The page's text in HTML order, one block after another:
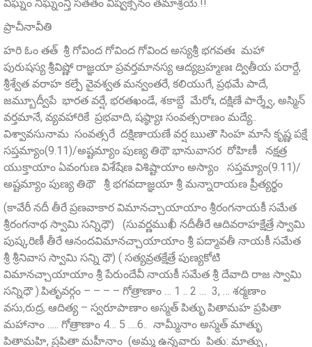
విఘ్నం నిఘ్నంన్తి సతతం విష్వక్సేనం తమాశ్రయే.!!
ప్రాచీనావీతి
హరి ఓం తత్ శ్రీ గోవింద గోవింద గోవింద అస్యశ్రీ భగవతః మహా
పురుషస్య శ్రీవిష్ణో రాజ్ఞయా ప్రవర్తమానస్య ఆద్యబ్రహ్మణః ద్వితీయ పరార్దే,
శ్రీశ్వేత వరాహ కల్పే వైవశ్వత మన్వంతరే, కలియుగే, ప్రథమే పాదే,
జమ్బూద్వీపే భారత వర్షే, భరతఖండే, శకాబ్దే మేరోః, దక్షిణే పార్శ్వే, అస్మిన్
వర్తమానే, వ్యవహారికే ప్రభవాది, షష్ఠ్యాః సంవత్సరాణం మద్యే..
విశ్వావసునామ సంవత్సరే దక్షిణాయణే వర్ష ఋతౌ సింహ మాసే కృష్ణ పక్షే
సప్తమ్యాం(9.11)/అష్టమ్యాం పుణ్య తిథౌ భానువాసర రోహిణీ నక్షత్ర
యుక్తాయాం ఏవంగుణ విశేషేణ విశిష్టాయాం అస్యాం సప్తమ్యాం(9.11)/
అష్టమ్యాం పుణ్య తిథౌ శ్రీ భగవదాజ్ఞయా శ్రీ మన్నారాయణ ప్రీత్యర్థం
(కావేరీ నదీ తీరే ప్రణవాకార విమానచ్చాయాయాం శ్రీరంగనాయకీ సమేత
శ్రీరంగనాథ స్వామి సన్నిధౌ) (సువర్ణముఖీ నదీతీరే ఆదివరాహక్షేత్రే స్వామి
పుష్కరిణీ తీరే ఆనందవిమానచ్చాయాయాం శ్రీ పద్మావతీ నాయకీ సమేత
శ్రీ శ్రీనివాస స్వామి సన్ని ధౌ) ( సత్యవ్రతక్షేత్రే పుణ్యకోటి
విమానచ్చాయాయాం శ్రీ పేరుందేవీ నాయకీ సమేత శ్రీ దేవాది రాజ స్వామి
సన్నిధౌ ).పితృవర్గం – – – – గోత్రాణాం … 1 .. 2 … 3, … శర్మణాం
వసు,రుద్ర, ఆదిత్య – స్వరూపాణాం అస్మత్ పితృు పితామహ ప్రపితా
మహానాం ….. గోత్రాణాం 4… 5 ….6.. నామ్మీనాం అస్మత్ మాతృు
పితామహి, ప్రపితా మహీనాం (అమ్మ ఉన్నవారు పితు: మాతృు ,